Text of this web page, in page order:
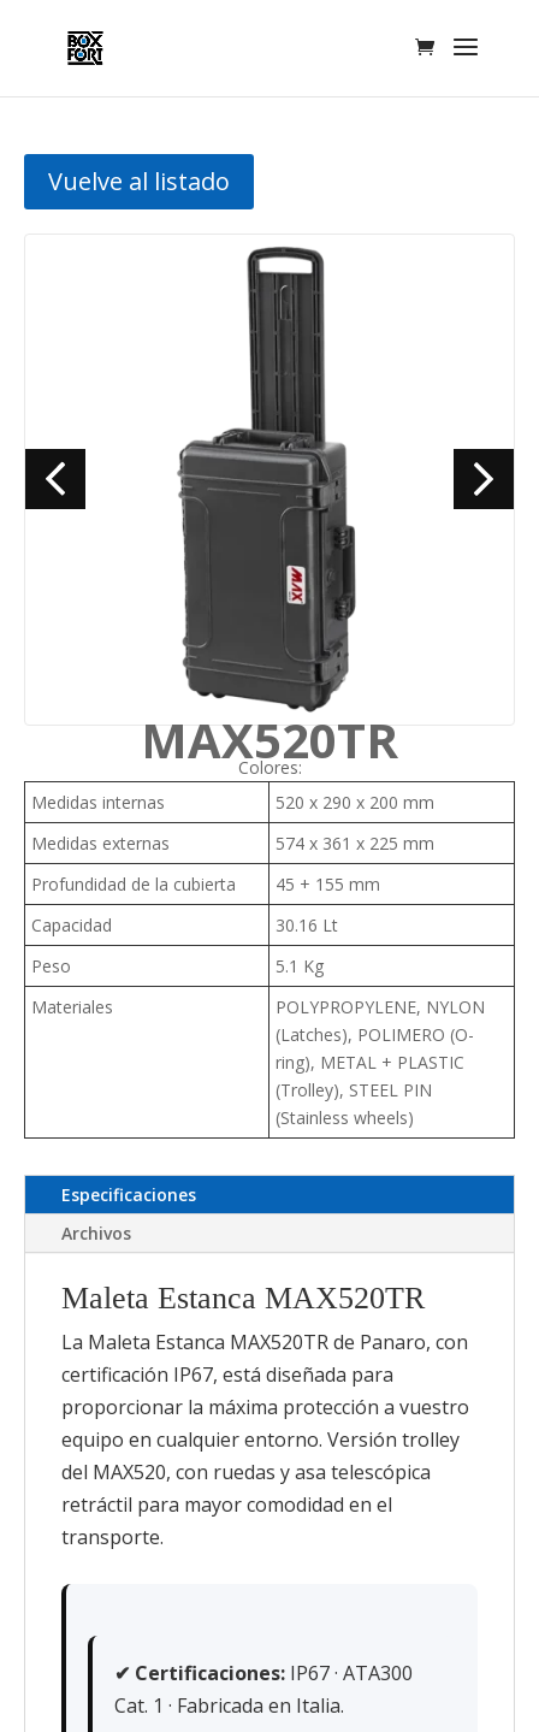
Vuelve al listado
MAX520TR
Colores:
Medidas internas
520 x 290 x 200 mm
Medidas externas
574 x 361 x 225 mm
Profundidad de la cubierta
45 + 155 mm
Capacidad
30.16 Lt
Peso
5.1 Kg
Materiales
POLYPROPYLENE, NYLON
(Latches), POLIMERO (O-
ring), METAL + PLASTIC
(Trolley), STEEL PIN
(Stainless wheels)
Especificaciones
Archivos
Maleta Estanca MAX520TR
La Maleta Estanca MAX520TR de Panaro, con
certificación IP67, está diseñada para
proporcionar la máxima protección a vuestro
equipo en cualquier entorno. Versión trolley
del MAX520, con ruedas y asa telescópica
retráctil para mayor comodidad en el
transporte.
✔ Certificaciones: IP67 · ATA300
Cat. 1 · Fabricada en Italia.